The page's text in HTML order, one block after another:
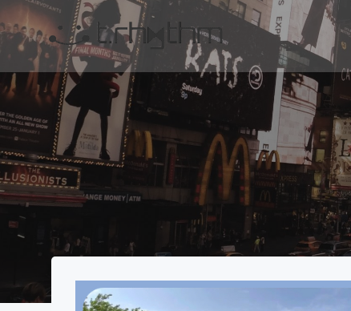
コ
ン
ツ
ス
ッ
プ